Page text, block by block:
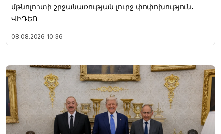
մթնոլորտի շրջանառության լուրջ փոփոխություն․
ՎԻԴԵՈ
08.08.2026 10:36